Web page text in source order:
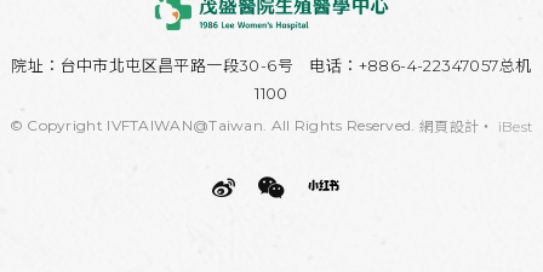
院址： 台中市北屯区昌平路一段30-6号 电话：+886-4-22347057总机
1100
© Copyright IVFTAIWAN@Taiwan. All Rights Reserved. 網頁設計 ‧ iBest